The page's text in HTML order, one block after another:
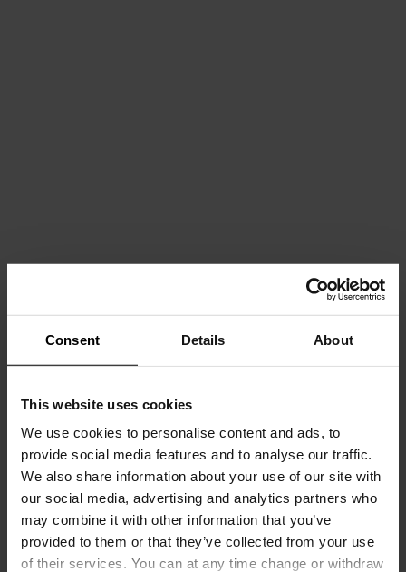
Consent Details About
This website uses cookies
We use cookies to personalise content and ads, to
provide social media features and to analyse our traffic.
We also share information about your use of our site with
our social media, advertising and analytics partners who
may combine it with other information that you’ve
provided to them or that they’ve collected from your use
of their services. You can at any time change or withdraw